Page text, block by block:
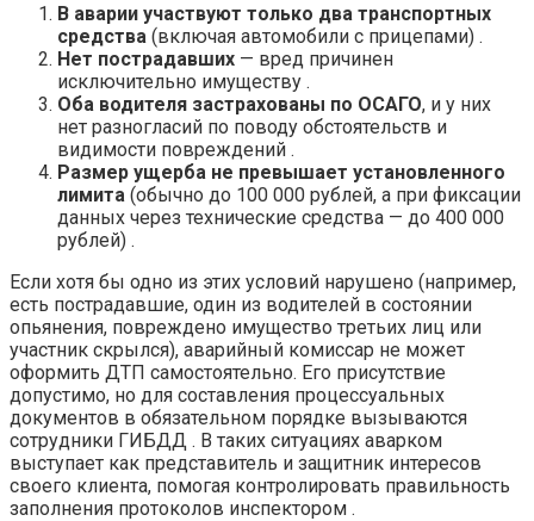
В аварии участвуют только два транспортных
средства (включая автомобили с прицепами) .
Нет пострадавших — вред причинен
исключительно имуществу .
Оба водителя застрахованы по ОСАГО, и у них
нет разногласий по поводу обстоятельств и
видимости повреждений .
Размер ущерба не превышает установленного
лимита (обычно до 100 000 рублей, а при фиксации
данных через технические средства — до 400 000
рублей) .
Если хотя бы одно из этих условий нарушено (например,
есть пострадавшие, один из водителей в состоянии
опьянения, повреждено имущество третьих лиц или
участник скрылся), аварийный комиссар не может
оформить ДТП самостоятельно. Его присутствие
допустимо, но для составления процессуальных
документов в обязательном порядке вызываются
сотрудники ГИБДД . В таких ситуациях аварком
выступает как представитель и защитник интересов
своего клиента, помогая контролировать правильность
заполнения протоколов инспектором .